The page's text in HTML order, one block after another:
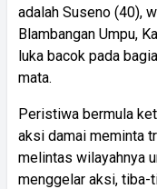
adalah Suseno (40),
Blambangan Umpu,
luka bacok pada
mata.
Peristiwa bermula
aksi damai meminta
melintas wilayahnya
menggelar aksi, tiba-